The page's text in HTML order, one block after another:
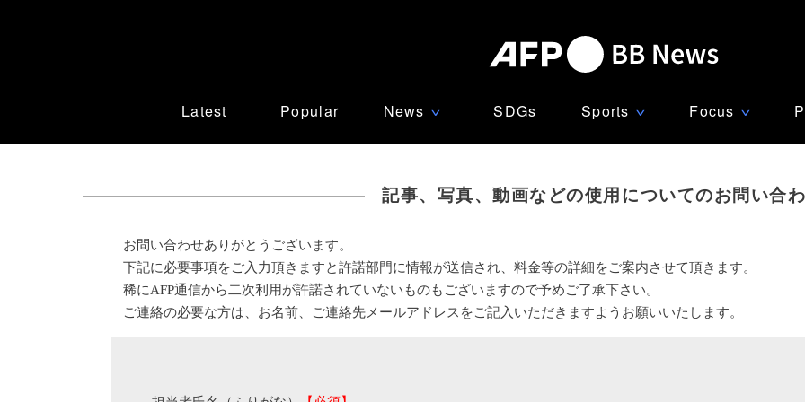
Latest Popular News ∨ SDGs Sports ∨ Focus ∨
記事、写真、動画などの使用についてのお問い合
お問い合わせありがとうございます。
下記に必要事項をご入力頂きますと許諾部門に情報が送信され、料金等の詳細をご案内させて頂きます。
稀にAFP通信から二次利用が許諾されていないものもございますので予めご了承下さい。
ご連絡の必要な方は、お名前、ご連絡先メールアドレスをご記入いただきますようお願いいたします。